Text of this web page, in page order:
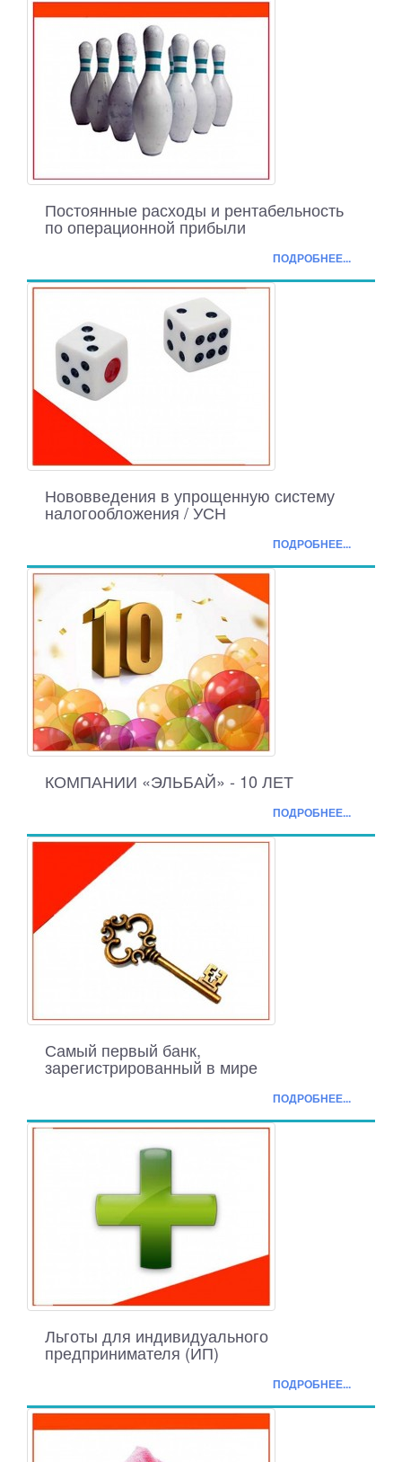
Постоянные расходы и рентабельность
по операционной прибыли
ПОДРОБНЕЕ...
Нововведения в упрощенную систему
налогообложения / УСН
ПОДРОБНЕЕ...
КОМПАНИИ «ЭЛЬБАЙ» - 10 ЛЕТ
ПОДРОБНЕЕ...
Самый первый банк,
зарегистрированный в мире
ПОДРОБНЕЕ...
Льготы для индивидуального
предпринимателя (ИП)
ПОДРОБНЕЕ...